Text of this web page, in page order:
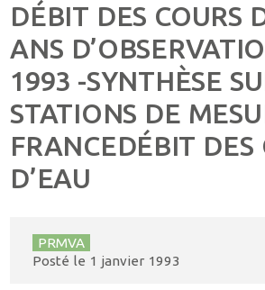
DÉBIT DES COURS
ANS
1993 -SYNTHÈSE
STATIONS DE
FRANCEDÉBIT DES
D’EAU
PRMVA
Posté le 1 janvier 1993